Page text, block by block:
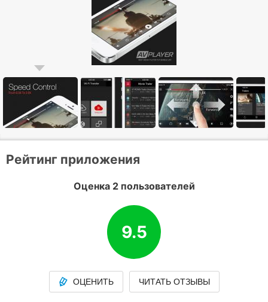
Рейтинг приложения
Оценка 2 пользователей
9.5
ОЦЕНИТЬ ЧИТАТЬ ОТЗЫВЫ